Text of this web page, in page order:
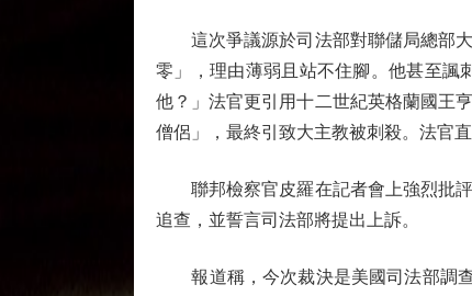
這次爭議源於司法部對聯儲局總部大
零」，理由薄弱且站不住腳。他甚至諷
他？」法官更引用十二世紀英格蘭國王
僧侶」，最終引致大主教被刺殺。法官
聯邦檢察官皮羅在記者會上強烈批評
追查，並誓言司法部將提出上訴。
報道稱，今次裁決是美國司法部調查